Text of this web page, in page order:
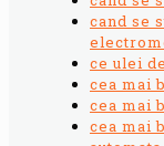
cand se
ce ulei
cea mai
cea mai
cea mai